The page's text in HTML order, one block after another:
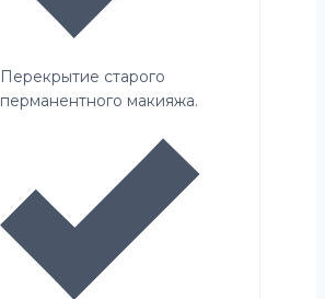
Перекрытие старого
перманентного макияжа.